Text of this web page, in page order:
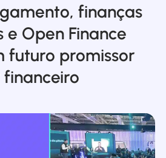
finanças
Open Finance
futuro promissor